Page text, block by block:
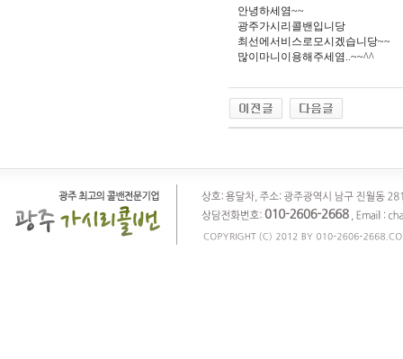
안녕하세염~~
광주가시리콜밴입니당
최선에서비스로모시겠습니당~~
많이마니이용해주세염..~~^^